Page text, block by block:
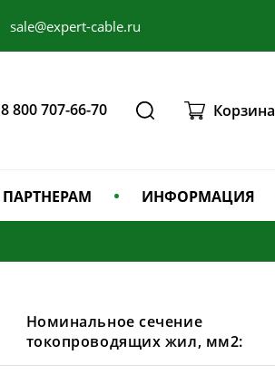
sale@expert-cable.ru
8 800 707-66-70 Корзина
ПАРТНЕРАМ ИНФОРМАЦИЯ
Номинальное сечение
токопроводящих жил, мм2: